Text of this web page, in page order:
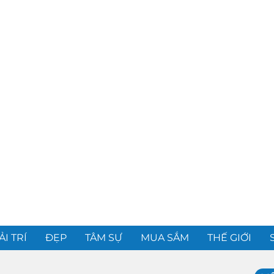
TRÍ ĐẸP TÂM SỰ MUA SẮM THẾ GIỚI